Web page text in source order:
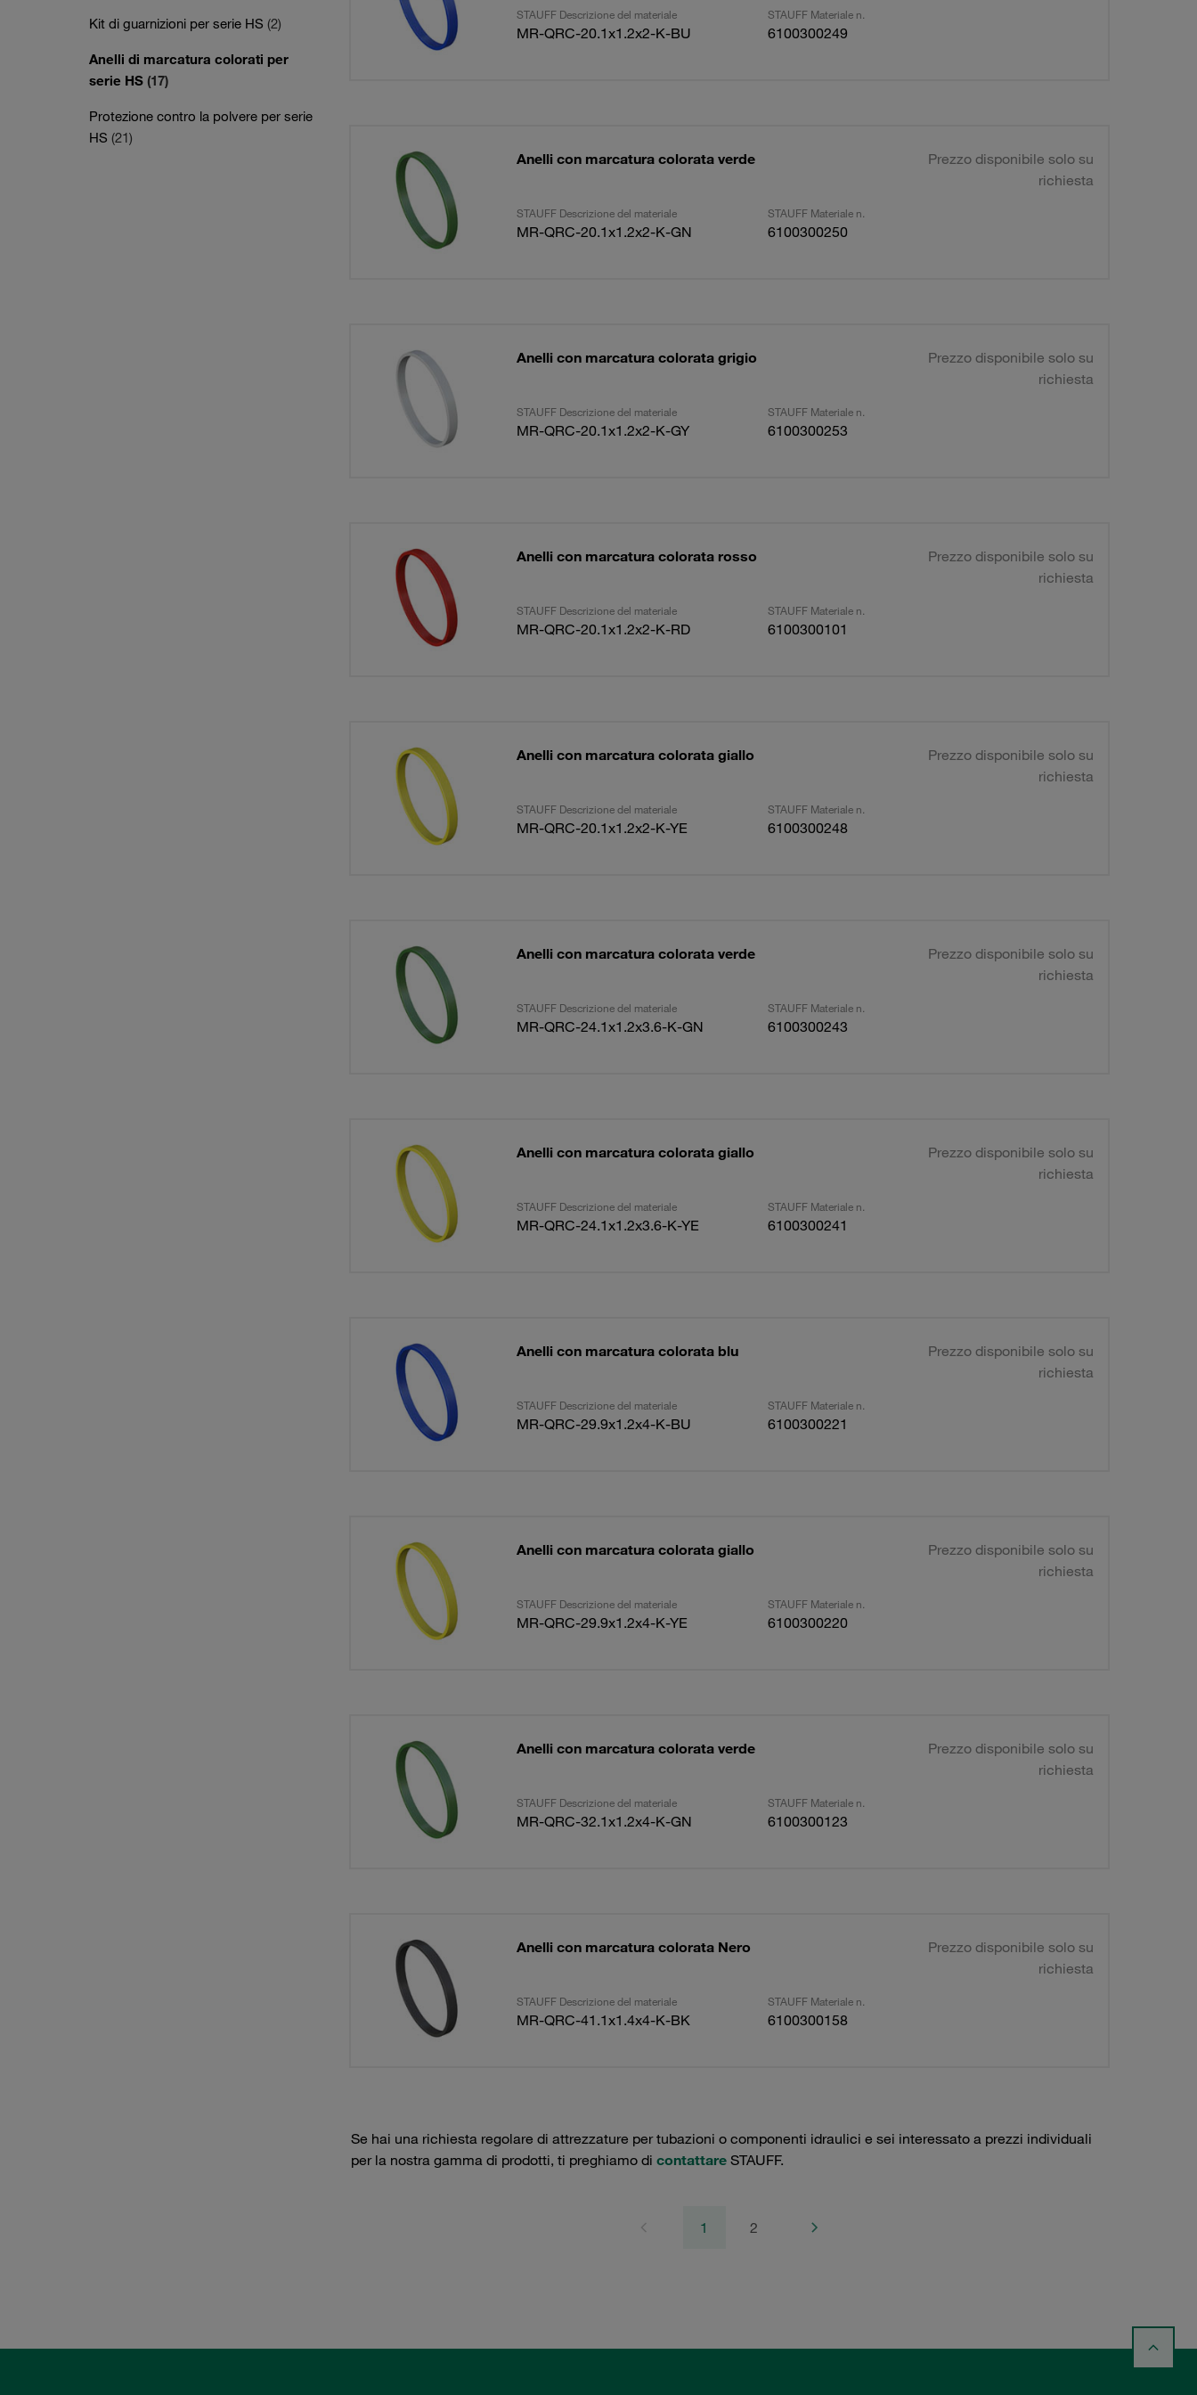
Kit di guarnizioni per serie HS (2)
Anelli di marcatura colorati per
serie HS (17)
Protezione contro la polvere per serie
HS (21)
STAUFF Descrizione del materiale STAUFF Materiale n.
MR-QRC-20.1x1.2x2-K-BU 6100300249
Anelli con marcatura colorata verde
Prezzo disponibile solo su
richiesta
STAUFF Descrizione del materiale STAUFF Materiale n.
MR-QRC-20.1x1.2x2-K-GN 6100300250
Anelli con marcatura colorata grigio
Prezzo disponibile solo su
richiesta
STAUFF Descrizione del materiale STAUFF Materiale n.
MR-QRC-20.1x1.2x2-K-GY 6100300253
Anelli con marcatura colorata rosso
Prezzo disponibile solo su
richiesta
STAUFF Descrizione del materiale STAUFF Materiale n.
MR-QRC-20.1x1.2x2-K-RD 6100300101
Anelli con marcatura colorata giallo
Prezzo disponibile solo su
richiesta
STAUFF Descrizione del materiale STAUFF Materiale n.
MR-QRC-20.1x1.2x2-K-YE 6100300248
Anelli con marcatura colorata verde
Prezzo disponibile solo su
richiesta
STAUFF Descrizione del materiale STAUFF Materiale n.
MR-QRC-24.1x1.2x3.6-K-GN 6100300243
Anelli con marcatura colorata giallo
Prezzo disponibile solo su
richiesta
STAUFF Descrizione del materiale STAUFF Materiale n.
MR-QRC-24.1x1.2x3.6-K-YE 6100300241
Anelli con marcatura colorata blu
Prezzo disponibile solo su
richiesta
STAUFF Descrizione del materiale STAUFF Materiale n.
MR-QRC-29.9x1.2x4-K-BU 6100300221
Anelli con marcatura colorata giallo
Prezzo disponibile solo su
richiesta
STAUFF Descrizione del materiale STAUFF Materiale n.
MR-QRC-29.9x1.2x4-K-YE 6100300220
Anelli con marcatura colorata verde
Prezzo disponibile solo su
richiesta
STAUFF Descrizione del materiale STAUFF Materiale n.
MR-QRC-32.1x1.2x4-K-GN 6100300123
Anelli con marcatura colorata Nero
Prezzo disponibile solo su
richiesta
STAUFF Descrizione del materiale STAUFF Materiale n.
MR-QRC-41.1x1.4x4-K-BK 6100300158
Se hai una richiesta regolare di attrezzature per tubazioni o componenti idraulici e sei interessato a prezzi individuali
per la nostra gamma di prodotti, ti preghiamo di contattareSTAUFF.
1 2